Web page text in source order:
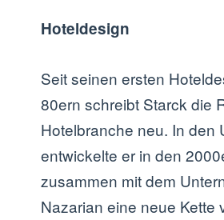
Hoteldesign
Seit seinen ersten
80ern schreibt Starck die
Hotelbranche neu. In den
entwickelte er in den
zusammen mit dem
Nazarian eine neue Kette